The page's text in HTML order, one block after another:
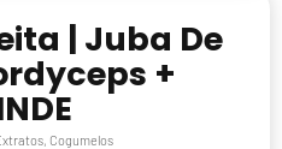
| Juba De
+
, Cogumelos